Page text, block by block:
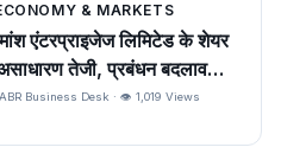
& MARKETS
एंटरप्राइजेज लिमिटेड के शेयर
तेजी, प्रबंधन बदलाव
न्यायिक प्रक्रिया पर उठे सवाल
Business Desk · 👁 1,019 Views